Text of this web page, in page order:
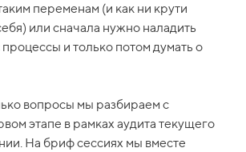
переменам (и как ни крути
или сначала нужно наладить
и только потом думать о
вопросы мы разбираем с
этапе в рамках аудита текущего
На бриф сессиях мы вместе